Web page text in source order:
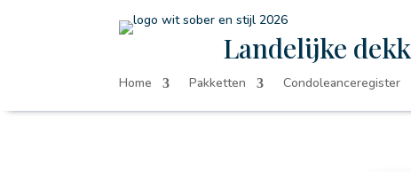
Landelijke
Home Pakketten Condoleanceregister